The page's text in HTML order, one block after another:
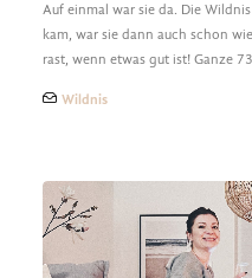
Auf einmal war sie da. Die
kam, war sie dann auch schon
rast, wenn etwas gut ist! Ganze
Wildnis